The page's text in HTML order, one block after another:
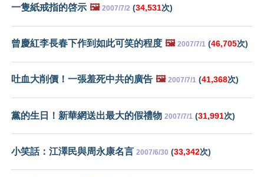
一隻紙戒指的啓示 🖼️ 2007/7/2 (34,531次)
曾慶紅李長春下作到如此可笑的程度 🖼️ 2007/7/1 (46,705次)
吐血大削價！一張羞死中共的廣告 🖼️ 2007/7/1 (41,368次)
黨的生日！新華網送出最大的假禮物 2007/7/1 (31,991次)
小笑話：江澤民與周永康名言 2007/6/30 (33,342次)